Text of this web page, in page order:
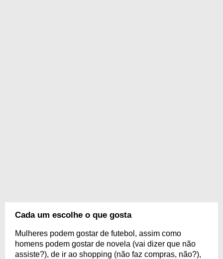
Cada um escolhe o que gosta
Mulheres podem gostar de futebol, assim como
homens podem gostar de novela (vai dizer que não
assiste?), de ir ao shopping (não faz compras, não?),